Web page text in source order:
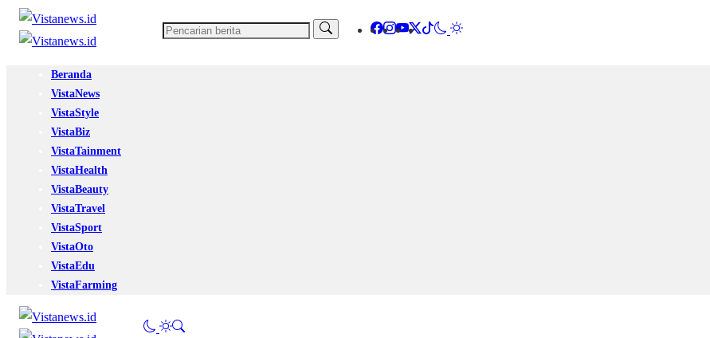
Beranda
VistaNews
VistaStyle
VistaBiz
VistaTainment
VistaHealth
VistaBeauty
VistaTravel
VistaSport
VistaOto
VistaEdu
VistaFarming